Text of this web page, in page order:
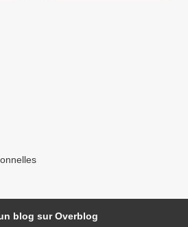
blog sur Overblog